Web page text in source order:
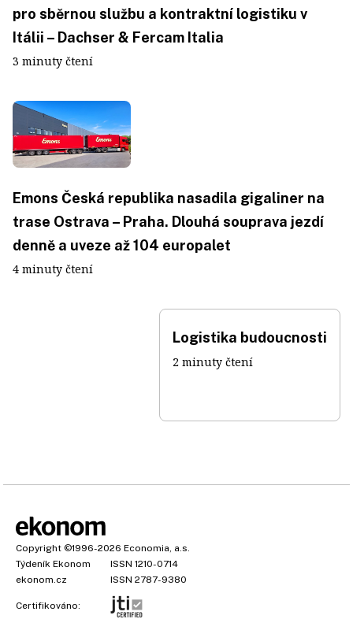
pro sběrnou službu a kontraktní logistiku v
Itálii – Dachser & Fercam Italia
3 minuty čtení
Emons Česká republika nasadila gigaliner na
trase Ostrava – Praha. Dlouhá souprava jezdí
denně a uveze až 104 europalet
4 minuty čtení
Logistika budoucnosti
2 minuty čtení
Copyright ©1996-2026 Economia, a.s.
Týdeník Ekonom
ISSN 1210-0714
ekonom.cz
ISSN 2787-9380
Certifikováno: